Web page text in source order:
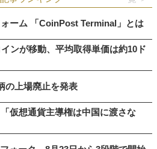
ーム 「CoinPost Terminal」とは
ンが移動、平均取得単価は約10ド
の上場廃止を発表
仮想通貨主導権は中国に渡さな